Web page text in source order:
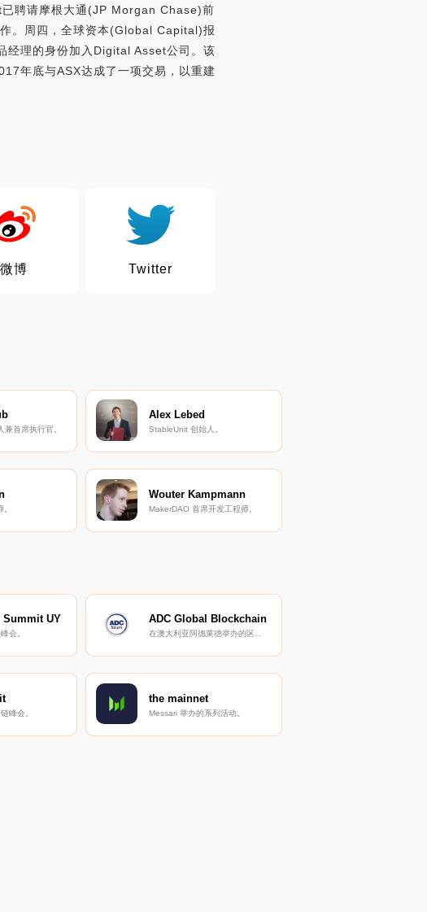
聘请摩根大通(JP Morgan Chase)前
。周四，全球资本(Global Capital)报
经理的身份加入Digital Asset公司。该
年底与ASX达成了一项交易，以重建
微博 Twitter
兼首席执行官。
Alex Lebed
StableUnit 创始人。
Wouter Kampmann
MakerDAO 首席开发工程师。
Summit UY
会。
ADC Global Blockchain
在澳大利亚阿德莱德举办的区块链峰会。
峰会。
the mainnet
Messari 举办的系列活动。